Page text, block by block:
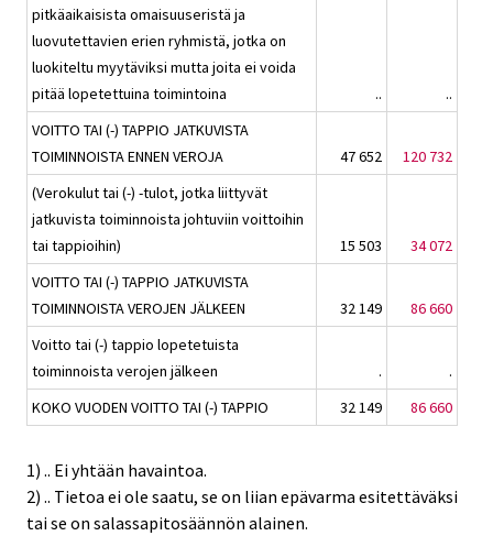
pitkäaikaisista omaisuuseristä ja
luovutettavien erien ryhmistä, jotka on
luokiteltu myytäviksi mutta joita ei voida
pitää lopetettuina toimintoina
..
..
VOITTO TAI (-) TAPPIO JATKUVISTA
TOIMINNOISTA ENNEN VEROJA
47 652
120 732
(Verokulut tai (-) -tulot, jotka liittyvät
jatkuvista toiminnoista johtuviin voittoihin
tai tappioihin)
15 503
34 072
VOITTO TAI (-) TAPPIO JATKUVISTA
TOIMINNOISTA VEROJEN JÄLKEEN
32 149
86 660
Voitto tai (-) tappio lopetetuista
toiminnoista verojen jälkeen
.
.
KOKO VUODEN VOITTO TAI (-) TAPPIO
32 149 86 660
1) .. Ei yhtään havaintoa.
2) .. Tietoa ei ole saatu, se on liian epävarma esitettäväksi
tai se on salassapitosäännön alainen.